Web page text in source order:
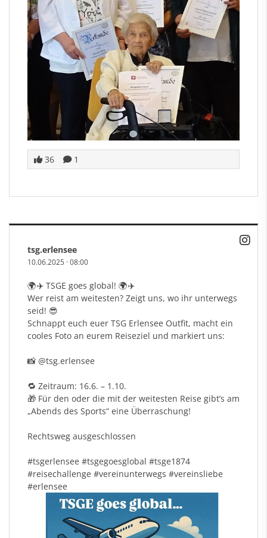
36 1
tsg.erlensee
10.06.2025 ·08:00
🌍✈️ TSGE goes global! 🌍✈️
Wer reist am weitesten? Zeigt uns, wo ihr unterwegs
seid! 😎
Schnappt euch euer TSG Erlensee Outfit, macht ein
cooles Foto an eurem Reiseziel und markiert uns:
📸@tsg.erlensee
🔁 Zeitraum: 16.6. – 1.10.
🎁 Für den oder die mit der weitesten Reise gibt’s am
„Abends des Sports“ eine Überraschung!
Rechtsweg ausgeschlossen
#tsgerlensee #tsgegoesglobal #tsge1874
#reisechallenge #vereinunterwegs #vereinsliebe
#erlensee